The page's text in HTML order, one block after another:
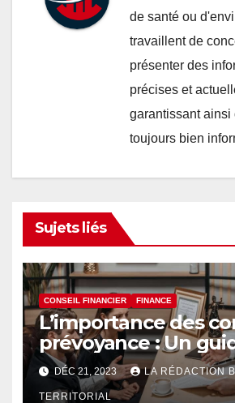
de santé ou
travaillent de
présenter des
précises et
garantissant ainsi
toujours bien
Sujets liés
CONSEIL FINANCIER FINANCE
L’importance des
prévoyance : Un
essentiel pour les
indépendants
DÉC 21, 2023 LA RÉDACTION
TERRITORIAL